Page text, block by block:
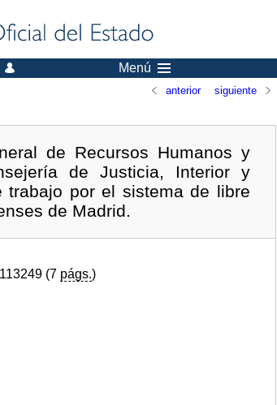
Menú
anterior siguiente
de Recursos Humanos y
de Justicia, Interior y
por el sistema de libre
de Madrid.
(7 págs.)